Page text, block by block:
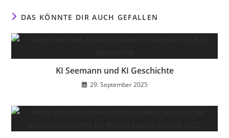
DAS KÖNNTE DIR AUCH GEFALLEN
KI Seemann und KI Geschichte
29. September 2025